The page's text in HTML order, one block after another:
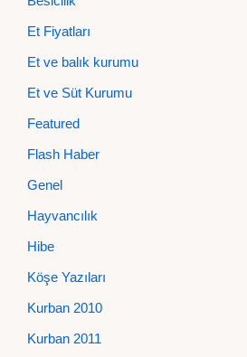
Et Fiyatları
Et ve balık kurumu
Et ve Süt Kurumu
Featured
Flash Haber
Genel
Hayvancılık
Hibe
Köşe Yazıları
Kurban 2010
Kurban 2011